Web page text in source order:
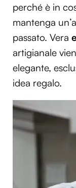
perché è in
mantenga
passato. Vera
artigianale
elegante,
idea regalo.